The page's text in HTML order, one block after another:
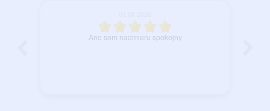
spokojnosť.